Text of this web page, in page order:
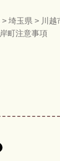
> 埼玉県 > 川越
岸町注意事項